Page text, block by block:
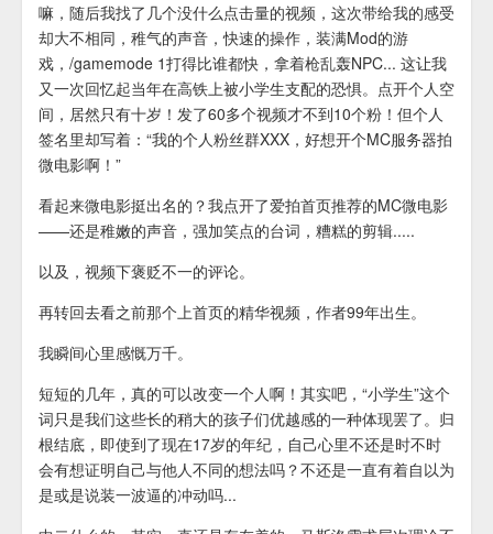
嘛，随后我找了几个没什么点击量的视频，这次带给我的感受
却大不相同，稚气的声音，快速的操作，装满Mod的游
戏，/gamemode 1打得比谁都快，拿着枪乱轰NPC... 这让我
又一次回忆起当年在高铁上被小学生支配的恐惧。点开个人空
间，居然只有十岁！发了60多个视频才不到10个粉！但个人
签名里却写着：“我的个人粉丝群XXX，好想开个MC服务器拍
微电影啊！”
看起来微电影挺出名的？我点开了爱拍首页推荐的MC微电影
——还是稚嫩的声音，强加笑点的台词，糟糕的剪辑.....
以及，视频下褒贬不一的评论。
再转回去看之前那个上首页的精华视频，作者99年出生。
我瞬间心里感慨万千。
短短的几年，真的可以改变一个人啊！其实吧，“小学生”这个
词只是我们这些长的稍大的孩子们优越感的一种体现罢了。归
根结底，即使到了现在17岁的年纪，自己心里不还是时不时
会有想证明自己与他人不同的想法吗？不还是一直有着自以为
是或是说装一波逼的冲动吗...